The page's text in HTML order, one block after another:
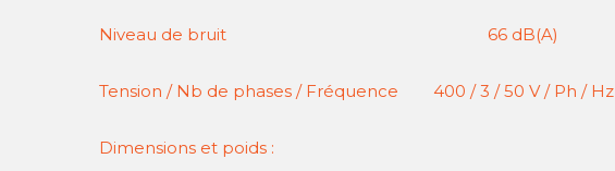
Niveau de bruit 66 dB(A)
Tension / Nb de phases / Fréquence 400 / 3 / 50 V / Ph / Hz
Dimensions et poids :